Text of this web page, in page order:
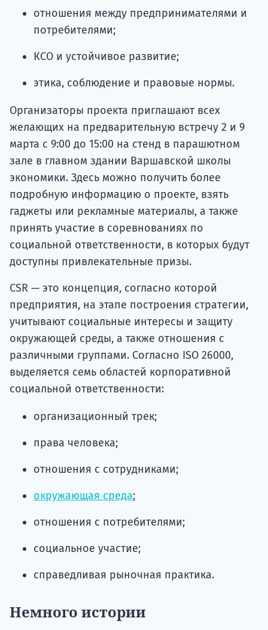
отношения между предпринимателями и
потребителями;
КСО и устойчивое развитие;
этика, соблюдение и правовые нормы.
Организаторы проекта приглашают всех
желающих на предварительную встречу 2 и 9
марта с 9:00 до 15:00 на стенд в парашютном
зале в главном здании Варшавской школы
экономики. Здесь можно получить более
подробную информацию о проекте, взять
гаджеты или рекламные материалы, а также
принять участие в соревнованиях по
социальной ответственности, в которых будут
доступны привлекательные призы.
CSR — это концепция, согласно которой
предприятия, на этапе построения стратегии,
учитывают социальные интересы и защиту
окружающей среды, а также отношения с
различными группами. Согласно ISO 26000,
выделяется семь областей корпоративной
социальной ответственности:
организационный трек;
права человека;
отношения с сотрудниками;
окружающая среда;
отношения с потребителями;
социальное участие;
справедливая рыночная практика.
Немного истории